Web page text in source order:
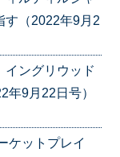
す（2022年9月2
ングリウッド
年9月22日号）
ケットプレイ